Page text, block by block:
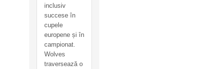
inclusiv
succese în
cupele
europene și în
campionat.
Wolves
traversează o